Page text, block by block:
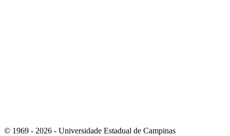
© 1969 - 2026 - Universidade Estadual de Campinas